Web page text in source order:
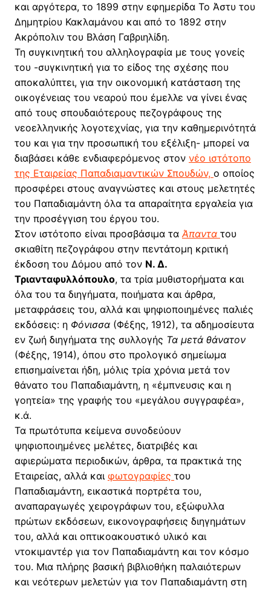
και αργότερα, το 1899 στην εφημερίδα Το Άστυ του
Δημητρίου Κακλαμάνου και από το 1892 στην
Ακρόπολιν του Βλάση Γαβριηλίδη.
Τη συγκινητική του αλληλογραφία με τους γονείς
του -συγκινητική για το είδος της σχέσης που
αποκαλύπτει, για την οικονομική κατάσταση της
οικογένειας του νεαρού που έμελλε να γίνει ένας
από τους σπουδαιότερους πεζογράφους της
νεοελληνικής λογοτεχνίας, για την καθημερινότητά
του και για την προσωπική του εξέλιξη- μπορεί να
διαβάσει κάθε ενδιαφερόμενος στον νέο ιστότοπο
της Εταιρείας Παπαδιαμαντικών Σπουδών, ο οποίος
προσφέρει στους αναγνώστες και στους μελετητές
του Παπαδιαμάντη όλα τα απαραίτητα εργαλεία για
την προσέγγιση του έργου του.
Στον ιστότοπο είναι προσβάσιμα ταΆπαντα του
σκιαθίτη πεζογράφου στην πεντάτομη κριτική
έκδοση του Δόμου από τον Ν. Δ.
Τριανταφυλλόπουλο, τα τρία μυθιστορήματα και
όλα του τα διηγήματα, ποιήματα και άρθρα,
μεταφράσεις του, αλλά και ψηφιοποιημένες παλιές
εκδόσεις: η Φόνισσα(Φέξης, 1912), τα αδημοσίευτα
εν ζωή διηγήματα της συλλογής Τα μετά θάνατον
(Φέξης, 1914), όπου στο προλογικό σημείωμα
επισημαίνεται ήδη, μόλις τρία χρόνια μετά τον
θάνατο του Παπαδιαμάντη, η «έμπνευσις και η
γοητεία» της γραφής του «μεγάλου συγγραφέα»,
κ.ά.
Τα πρωτότυπα κείμενα συνοδεύουν
ψηφιοποιημένες μελέτες, διατριβές και
αφιερώματα περιοδικών, άρθρα, τα πρακτικά της
Εταιρείας, αλλά και φωτογραφίες του
Παπαδιαμάντη, εικαστικά πορτρέτα του,
αναπαραγωγές χειρογράφων του, εξώφυλλα
πρώτων εκδόσεων, εικονογραφήσεις διηγημάτων
του, αλλά και οπτικοακουστικό υλικό και
ντοκιμαντέρ για τον Παπαδιαμάντη και τον κόσμο
του. Μια πλήρης βασική βιβλιοθήκη παλαιότερων
και νεότερων μελετών για τον Παπαδιαμάντη στη